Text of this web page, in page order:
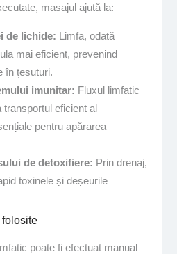
masajul ajută la:
de lichide: Limfa, odată
mai eficient, prevenind
în țesuturi.
imunitar: Fluxul limfatic
eficient al
pentru apărarea
de detoxifiere: Prin drenaj,
toxinele și deșeurile
folosite
poate fi efectuat manual